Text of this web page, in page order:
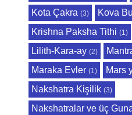
Kota Çakra (3) Kova
Krishna Paksha Tithi (1)
Lilith-Kara-ay (2)
Maraka Evler (1) Mars
Nakshatra Kişilik (3)
Nakshatralar ve üç